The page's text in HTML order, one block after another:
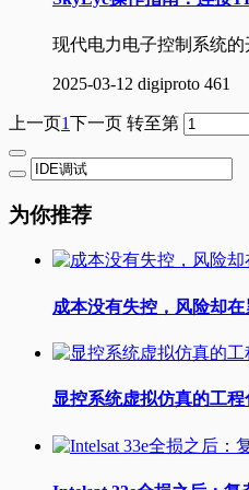
现代电力电子控制系统
2025-03-12 digiproto 461
上一页1下一页 转至第
为你推荐
成本没有失控，风险却
显控系统虚拟仿真的工